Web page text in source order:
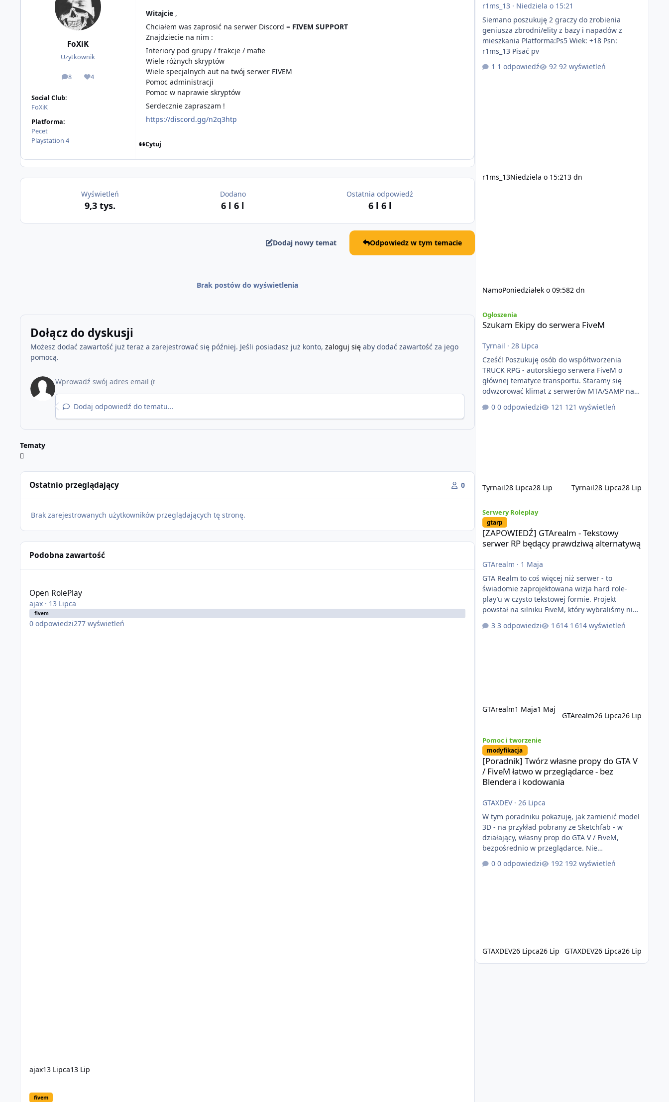
FoXiK
Użytkownik
8
odpowiedzi
4
Reputacja
Social Club:
FoXiK
Platforma:
Pecet
Playstation 4
Witajcie ,
Chciałem was zaprosić na serwer Discord = FIVEM SUPPORT
Znajdziecie na nim :
Interiory pod grupy / frakcje / mafie
Wiele różnych skryptów
Wiele specjalnych aut na twój serwer FIVEM
Pomoc administracji
Pomoc w naprawie skryptów
Serdecznie zapraszam !
https://discord.gg/n2q3htp
Cytuj
Wyświetleń
9,3 tys.
Dodano
6 l6 l
Ostatnia odpowiedź
6 l 6 l
Dodaj nowy temat Odpowiedz w tym temacie
Brak postów do wyświetlenia
Dołącz do dyskusji
Możesz dodać zawartość już teraz a zarejestrować się później. Jeśli posiadasz już konto, zaloguj sięaby dodać zawartość za jego
pomocą.
Dodaj odpowiedź do tematu...
Tematy
Ostatnio przeglądający 0
Brak zarejestrowanych użytkowników przeglądających tę stronę.
Podobna zawartość
Open RolePlay
ajax · 13 Lipca
fivem
0 odpowiedzi277 wyświetleń
ajax13 Lipca13 Lip
fivem
r1ms_13 · Niedziela o 15:21
Siemano poszukuję 2 graczy do zrobienia
geniusza zbrodni/elity z bazy i napadów z
mieszkania Platforma:Ps5 Wiek: +18 Psn:
r1ms_13 Pisać pv
1 odpowiedź
92 wyświetleń
r1ms_13Niedziela o 15:213 dn
NamoPoniedziałek o 09:582 dn
Ogłoszenia
Szukam Ekipy do serwera FiveM
Tyrnail · 28 Lipca
Cześć! Poszukuję osób do współtworzenia
TRUCK RPG - autorskiego serwera FiveM o
głównej tematyce transportu. Staramy się
odwzorować klimat z serwerów MTA/SAMP na
platformie FIveM. Oczywiście nie zabraknie
kontentu dla graczy którzy chcą robić coś
0 odpowiedzi 121 wyświetleń
Tyrnail28 Lipca28 Lip Tyrnail28 Lipca28 Lip
Serwery Roleplay
gtarp
[ZAPOWIEDŹ] GTArealm - Tekstowy
serwer RP będący prawdziwą alternatywą
GTArealm · 1 Maja
GTA Realm to coś więcej niż serwer - to
świadomie zaprojektowana wizja hard role-
play’u w czysto tekstowej formie. Projekt
powstał na silniku FiveM, który wybraliśmy nie
bez powodu. To platforma oferująca ogromną
elastyczność i znacznie szybszy rozwój
3 odpowiedzi 1 614 wyświetleń
GTArealm1 Maja1 Maj
GTArealm26 Lipca26 Lip
Pomoc i tworzenie
modyfikacja
[Poradnik] Twórz własne propy do GTA V
/ FiveM łatwo w przeglądarce - bez
Blendera i kodowania
GTAXDEV· 26 Lipca
W tym poradniku pokazuję, jak zamienić model
3D - na przykład pobrany ze Sketchfab - w
działający, własny prop do GTA V / FiveM,
bezpośrednio w przeglądarce. Nie
potrzebujesz Blendera, CodeWalkera ani
wcześniejszego doświadczenia z moddingiem.
0 odpowiedzi 192 wyświetleń
GTAXDEV26 Lipca26 Lip GTAXDEV26 Lipca26 Lip